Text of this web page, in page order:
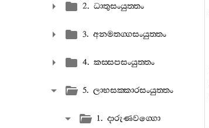
2. ධාතුසංයුත‍්තං
3. අනමතග‍්ගසංයුත‍්තං
4. කස‍්සපසංයුත‍්තං
5. ලාභසක‍්කාරසංයුත‍්තං
1. දාරුණවග‍්ගො